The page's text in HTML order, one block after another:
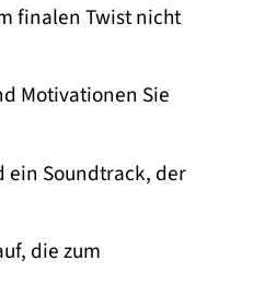
finalen Twist nicht
Motivationen Sie
ein Soundtrack, der
die zum